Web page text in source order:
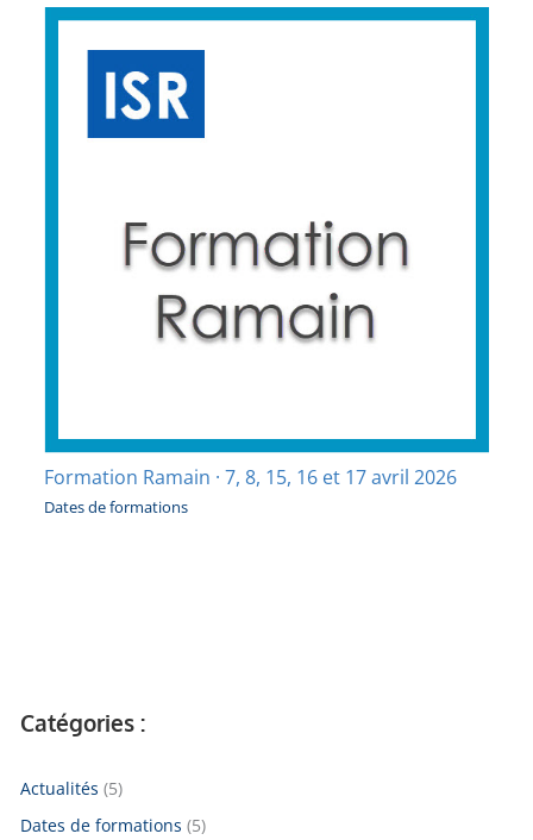
Formation Ramain · 7, 8, 15, 16 et 17 avril 2026
Dates de formations
Catégories :
Actualités (5)
Dates de formations (5)